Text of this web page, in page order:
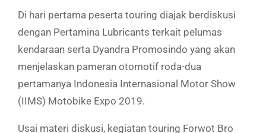
Di hari pertama peserta touring diajak berdiskusi
dengan Pertamina Lubricants terkait pelumas
kendaraan serta Dyandra Promosindo yang akan
menjelaskan pameran otomotif roda-dua
pertamanya Indonesia Internasional Motor Show
(IIMS) Motobike Expo 2019.
Usai materi diskusi, kegiatan touring Forwot Bro